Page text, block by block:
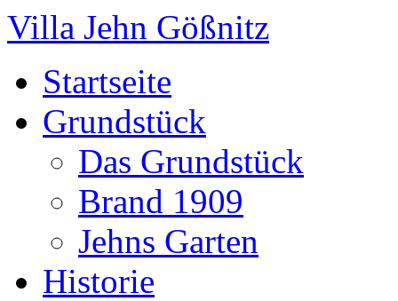
Villa Jehn Gößnitz
Startseite
Grundstück
Das Grundstück
Brand 1909
Jehns Garten
Historie